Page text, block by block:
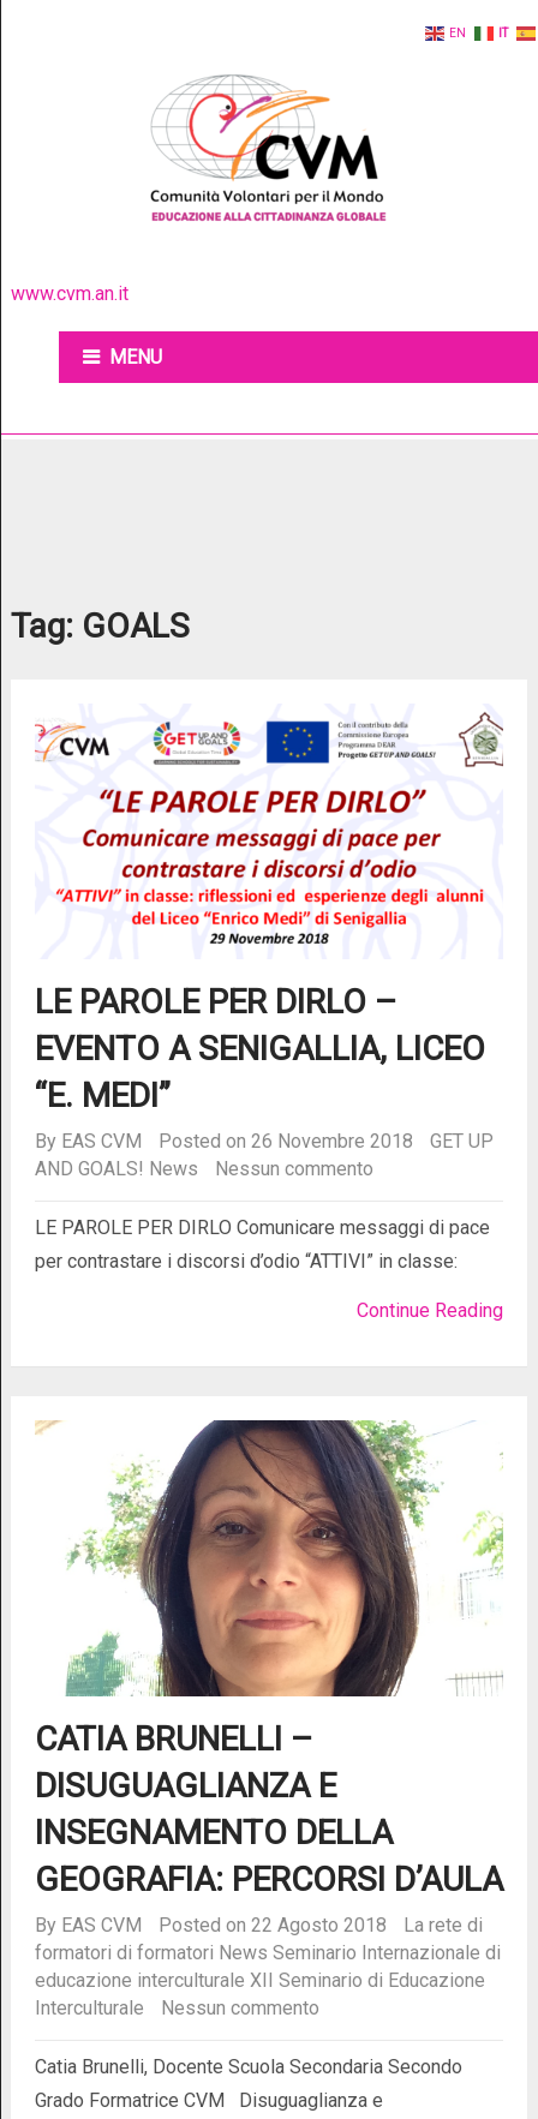
www.cvm.an.it
MENU
Tag: GOALS
LE PAROLE PER DIRLO –
EVENTO A SENIGALLIA, LICEO
“E. MEDI”
By EAS CVM Posted on 26 Novembre 2018
GET UP
AND GOALS! News Nessun commento
LE PAROLE PER DIRLO Comunicare messaggi di pace
per contrastare i discorsi d’odio “ATTIVI” in classe:
Continue Reading
CATIA BRUNELLI –
DISUGUAGLIANZA E
INSEGNAMENTO DELLA
GEOGRAFIA: PERCORSI D’AULA
By EAS CVM Posted on 22 Agosto 2018
La rete di
formatori di formatori News Seminario Internazionale di
educazione interculturale XII Seminario di Educazione
Interculturale
Nessun commento
Catia Brunelli, Docente Scuola Secondaria Secondo
Grado Formatrice CVM Disuguaglianza e
EN IT